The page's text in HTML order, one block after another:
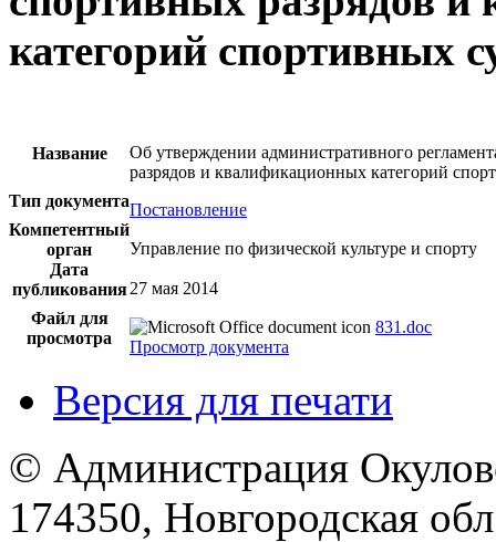
категорий спортивных
Название
Об утверждении административного
разрядов и квалификационных категорий
Тип документаПостановление
Компетентный
орган
Управление по физической культуре и спорту
Дата
публикования 27 мая 2014
Файл для
просмотра
831.doc
Просмотр документа
Версия для печати
© Администрация
174350, Новгородская